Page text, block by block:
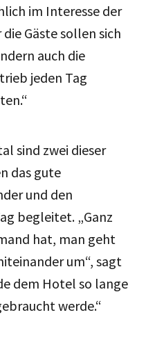
im Interesse der
Gäste sollen sich
auch die
jeden Tag
sind zwei dieser
das gute
und den
begleitet. „Ganz
hat, man geht
um“, sagt
dem Hotel so lange
werde.“